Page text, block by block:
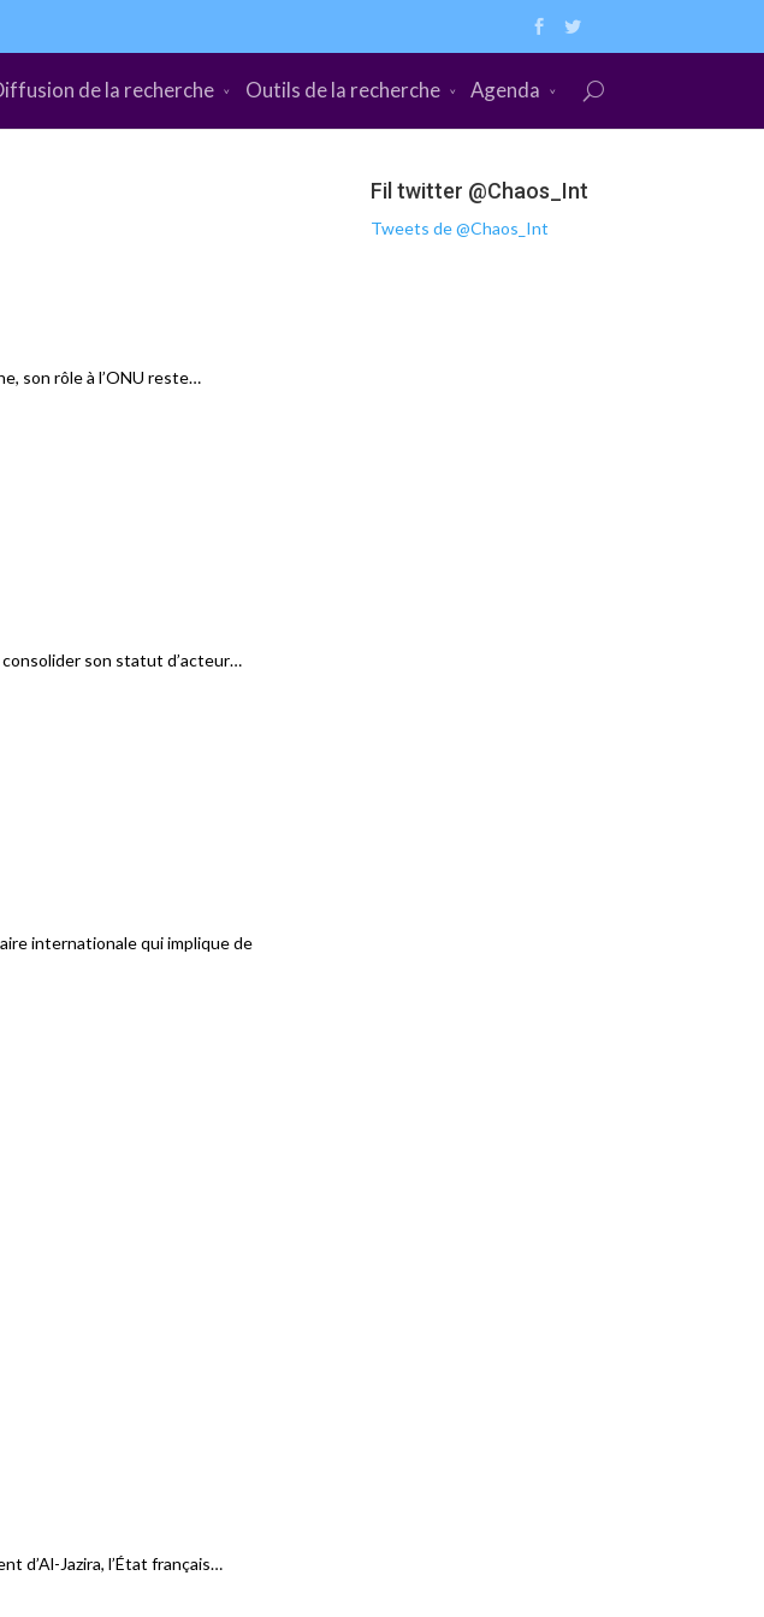
de la recherche Outils de la recherche Agenda
son rôle à l’ONU reste…
consolider son statut d’acteur…
internationale qui implique de
d’Al-Jazira, l’État français…
Fil twitter @Chaos_Int
Tweets de @Chaos_Int